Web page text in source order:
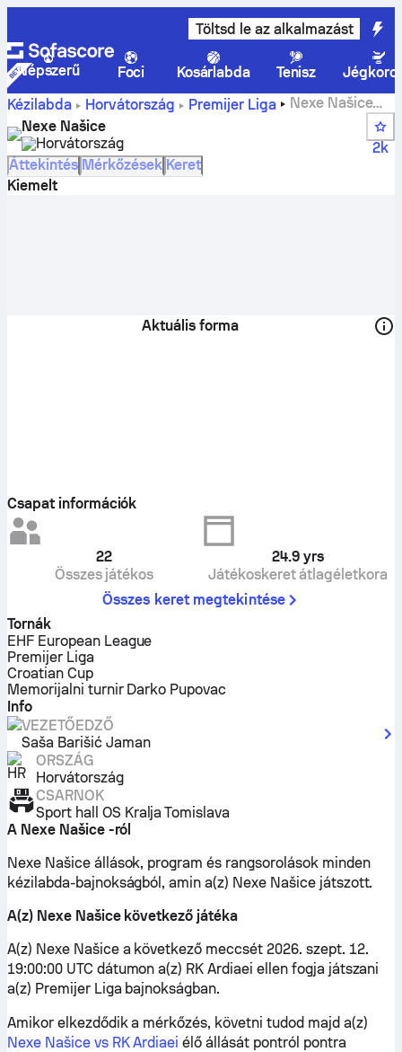
Töltsd le az alkalmazást
Népszerű Foci Kosárlabda Tenisz
Kézilabda
Horvátország Premijer Liga
Nexe Našice
eredmények, program és rangsorolások
Nexe Našice
Horvátország
2k
Áttekintés Mérkőzések Keret
Kiemelt
Aktuális forma
Csapat információk
22
Összes játékos
24.9 yrs
Játékoskeret átlagéletkora
Összes keret megtekintése
Tornák
EHF European League
Premijer Liga
Croatian Cup
Memorijalni turnir Darko Pupovac
Info
VEZETŐEDZŐ
Saša Barišić Jaman
ORSZÁG
Horvátország
CSARNOK
Sport hall OS Kralja Tomislava
A Nexe Našice -ról
Nexe Našice állások, program és rangsorolások minden
kézilabda-bajnokságból, amin a(z) Nexe Našice játszott.
A(z) Nexe Našice következő játéka
A(z) Nexe Našice a következő meccsét 2026. szept. 12.
19:00:00 UTC dátumon a(z) RK Ardiaei ellen fogja játszani
a(z) Premijer Liga bajnokságban.
Amikor elkezdődik a mérkőzés, követni tudod majd a(z)
Nexe Našice vs RK Ardiaei élő állását pontról pontra